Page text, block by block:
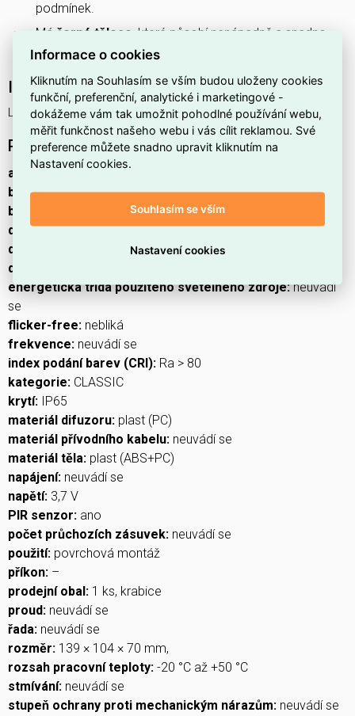
podmínek.
Má černé těleso , které působí nenápadně a snadno
ladí s různými typy fasád.
Interní název produktu
LED SOLAR SVITIDLO LUNIS 220LM IP65 NW
Podrobný popis produktu
akumulátor:
Li-Ion 1 200 mAh
barva:černá
barva světla:
neutrální bílá
délka přívodního kabelu:neuvádí se
doba svícení na AKU:35 hodin
dosah PIR senzoru:
energetická třída použitého světelného zdroje:neuvádí
se
flicker-free: nebliká
frekvence: neuvádí se
index podání barev (CRI): Ra > 80
kategorie: CLASSIC
krytí: IP65
materiál difuzoru: plast (PC)
materiál přívodního kabelu: neuvádí se
materiál těla: plast (ABS+PC)
napájení: neuvádí se
napětí: 3,7 V
PIR senzor: ano
počet průchozích zásuvek: neuvádí se
použití: povrchová montáž
příkon: –
prodejní obal: 1 ks, krabice
proud: neuvádí se
řada: neuvádí se
rozměr: 139 × 104 × 70 mm,
rozsah pracovní teploty: -20 °C až +50 °C
stmívání: neuvádí se
stupeň ochrany proti mechanickým nárazům: neuvádí se
Informace o cookies
Kliknutím na Souhlasím se vším budou uloženy cookies
funkční, preferenční, analytické i marketingové -
dokážeme vám tak umožnit pohodlné používání webu,
měřit funkčnost našeho webu i vás cílit reklamou. Své
preference můžete snadno upravit kliknutím na
Nastavení cookies.
Souhlasím se vším
Nastavení cookies